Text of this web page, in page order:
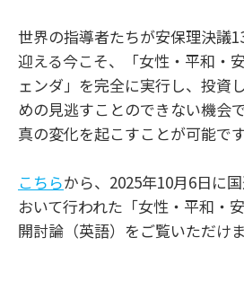
世界の指導者たちが安保理決議
迎える今こそ、「女性・平和・
ェンダ」を完全に実行し、投資
めの見逃すことのできない機会
真の変化を起こすことが可能です
こちらから、2025年10月6日に
おいて行われた「女性・平和・
開討論（英語）をご覧いただけま